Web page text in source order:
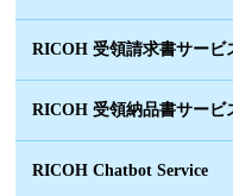
RICOH 受領請求書サービ
RICOH 受領納品書サービ
RICOH Chatbot Service